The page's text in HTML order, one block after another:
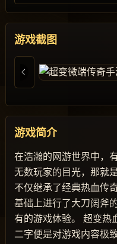
游戏截图
游戏简介
在浩瀚的网游世界中，
无数玩家的目光，那就
不仅继承了经典热血传
基础上进行了大刀阔斧
有的游戏体验。 超变热
二字便是对游戏内容极